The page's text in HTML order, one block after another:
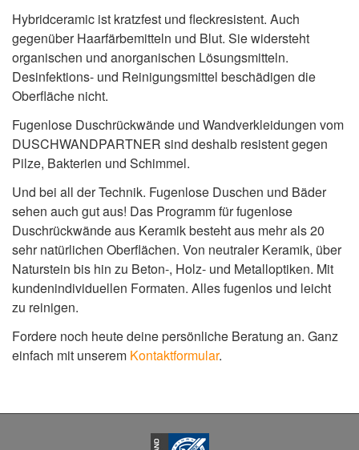
Hybridceramic ist kratzfest und fleckresistent. Auch
gegenüber Haarfärbemitteln und Blut. Sie widersteht
organischen und anorganischen Lösungsmitteln.
Desinfektions- und Reinigungsmittel beschädigen die
Oberfläche nicht.
Fugenlose Duschrückwände und Wandverkleidungen vom
DUSCHWANDPARTNER sind deshalb resistent gegen
Pilze, Bakterien und Schimmel.
Und bei all der Technik. Fugenlose Duschen und Bäder
sehen auch gut aus! Das Programm für fugenlose
Duschrückwände aus Keramik besteht aus mehr als 20
sehr natürlichen Oberflächen. Von neutraler Keramik, über
Naturstein bis hin zu Beton-, Holz- und Metalloptiken. Mit
kundenindividuellen Formaten. Alles fugenlos und leicht
zu reinigen.
Fordere noch heute deine persönliche Beratung an. Ganz
einfach mit unserem Kontaktformular.